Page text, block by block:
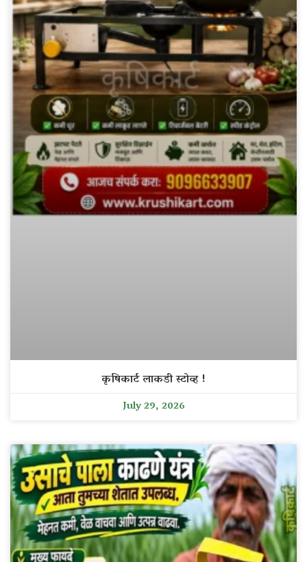
कृषिकार्ट लाकडी स्टोव्ह !
July 29, 2026